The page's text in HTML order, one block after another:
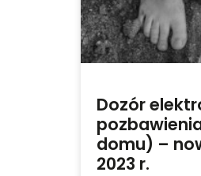
Dozór
domu) –
2023 r.